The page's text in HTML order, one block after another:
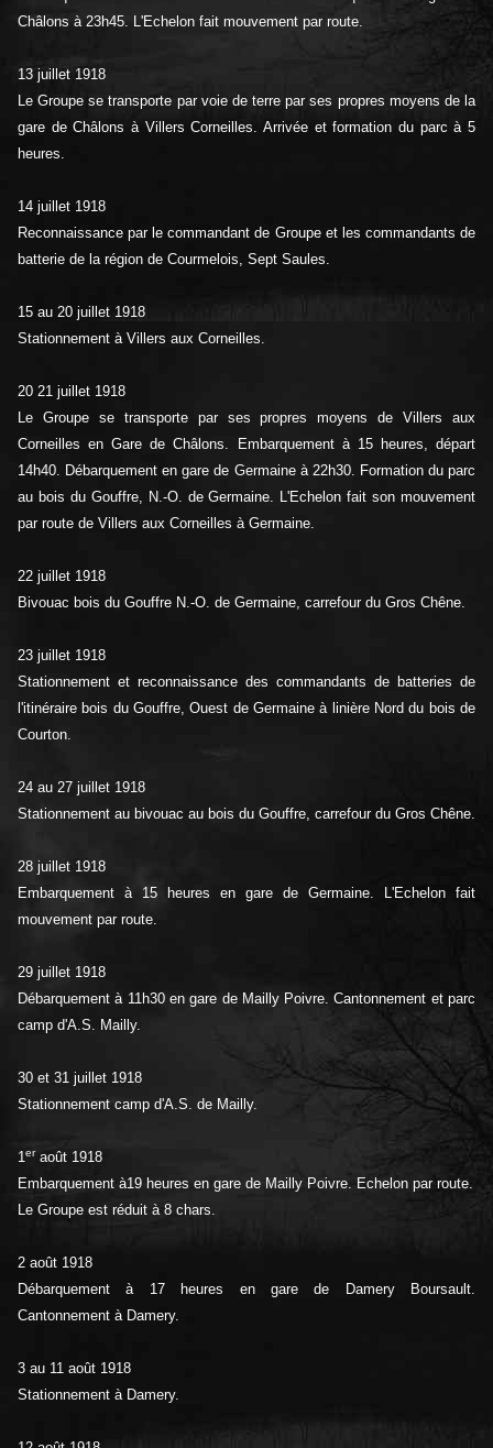
Châlons à 23h45. L'Echelon fait mouvement par route.
13 juillet 1918
Le Groupe se transporte par voie de terre par ses propres moyens de la
gare de Châlons à Villers Corneilles. Arrivée et formation du parc à 5
heures.
14 juillet 1918
Reconnaissance par le commandant de Groupe et les commandants de
batterie de la région de Courmelois, Sept Saules.
15 au 20 juillet 1918
Stationnement à Villers aux Corneilles.
20 21 juillet 1918
Le Groupe se transporte par ses propres moyens de Villers aux
Corneilles en Gare de Châlons. Embarquement à 15 heures, départ
14h40. Débarquement en gare de Germaine à 22h30. Formation du parc
au bois du Gouffre, N.-O. de Germaine. L'Echelon fait son mouvement
par route de Villers aux Corneilles à Germaine.
22 juillet 1918
Bivouac bois du Gouffre N.-O. de Germaine, carrefour du Gros Chêne.
23 juillet 1918
Stationnement et reconnaissance des commandants de batteries de
l'itinéraire bois du Gouffre, Ouest de Germaine à linière Nord du bois de
Courton.
24 au 27 juillet 1918
Stationnement au bivouac au bois du Gouffre, carrefour du Gros Chêne.
28 juillet 1918
Embarquement à 15 heures en gare de Germaine. L'Echelon fait
mouvement par route.
29 juillet 1918
Débarquement à 11h30 en gare de Mailly Poivre. Cantonnement et parc
camp d'A.S. Mailly.
30 et 31 juillet 1918
Stationnement camp d'A.S. de Mailly.
1eraoût 1918
Embarquement à19 heures en gare de Mailly Poivre. Echelon par route.
Le Groupe est réduit à 8 chars.
2 août 1918
Débarquement à 17 heures en gare de Damery Boursault.
Cantonnement à Damery.
3 au 11 août 1918
Stationnement à Damery.